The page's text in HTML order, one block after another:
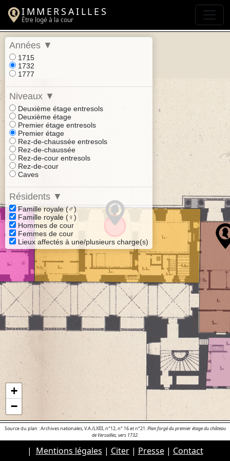
IMMERSAILLES
Être logé à la cour
Années ▼
1715
1732
1777
Niveaux ▼
Deuxième étage entresols
Deuxième étage
Premier étage entresols
Premier étage
Rez-de-chaussée entresols
Rez-de-chaussée
Rez-de-cour entresols
Rez-de-cour
Caves
Résidents ▼
Famille royale (♂)
Famille royale (♀)
Hommes de cour
Femmes de cour
Lieux affectés à une/plusieurs charge(s)
+
−
Source du plan : Archives nationales, V.A./LXIII, n°12, n° 16 et n°21.Plan forgé du premier étage du château
de Versailles, vers 1732.
| Mentions légales | Citer| Presse| Contact